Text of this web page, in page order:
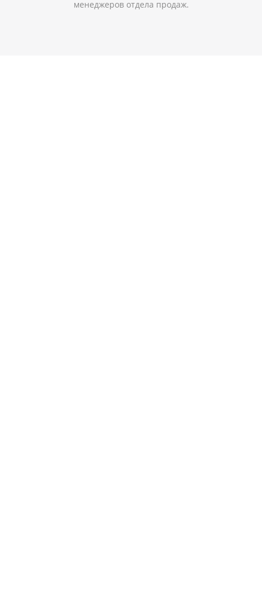
менеджеров отдела продаж.